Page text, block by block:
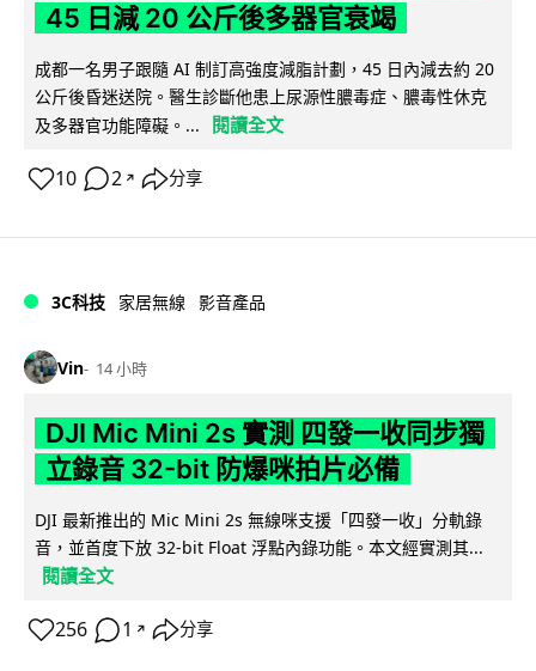
45 日減 20 公斤後多器官衰竭
成都一名男子跟隨 AI 制訂高強度減脂計劃，45 日內減去約 20
公斤後昏迷送院。醫生診斷他患上尿源性膿毒症、膿毒性休克
及多器官功能障礙。...
閱讀全文
10 2 ↗ 分享
3C科技 家居無線 影音產品
Vin 14 小時
DJI Mic Mini 2s 實測 四發一收同步獨
立錄音 32-bit 防爆咪拍片必備
DJI 最新推出的 Mic Mini 2s 無線咪支援「四發一收」分軌錄
音，並首度下放 32-bit Float 浮點內錄功能。本文經實測其...
閱讀全文
256 1 ↗ 分享